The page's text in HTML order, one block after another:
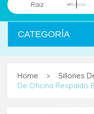
Raíz
CATEGORÍA
Home > Sillones
De Oficina Respaldo